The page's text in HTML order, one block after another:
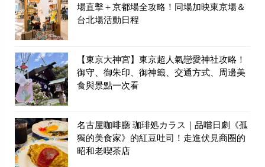
場直擊＋京都場全攻略！同場加映東京場＆
台北場活動日程
【東京大神宮】東京超人氣戀愛神社攻略！
御守、御朱印、御神籤、交通方式、周邊美
食與景點一次看
名古屋咖啡廳 珈琲処カラス｜品嚐日劇《孤
獨的美食家》的紅豆吐司！走進伏見商圈的
昭和老喫茶店